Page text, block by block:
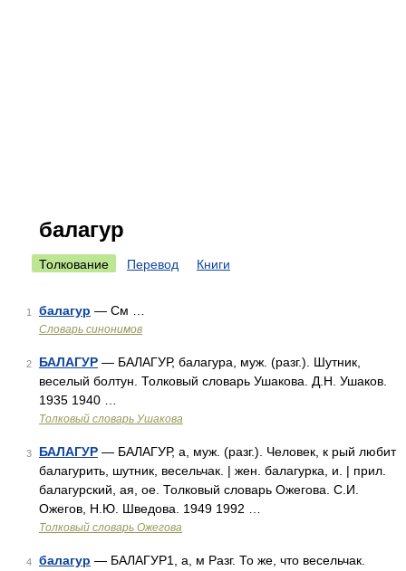
балагур
Толкование Перевод Книги
1 балагур — См …
Словарь синонимов
2 БАЛАГУР — БАЛАГУР, балагура, муж. (разг.). Шутник,
веселый болтун. Толковый словарь Ушакова. Д.Н. Ушаков.
1935 1940 …
Толковый словарь Ушакова
3 БАЛАГУР — БАЛАГУР, а, муж. (разг.). Человек, к рый любит
балагурить, шутник, весельчак. | жен. балагурка, и. | прил.
балагурский, ая, ое. Толковый словарь Ожегова. С.И.
Ожегов, Н.Ю. Шведова. 1949 1992 …
Толковый словарь Ожегова
4 балагур — БАЛАГУР1, а, м Разг. То же, что весельчак.